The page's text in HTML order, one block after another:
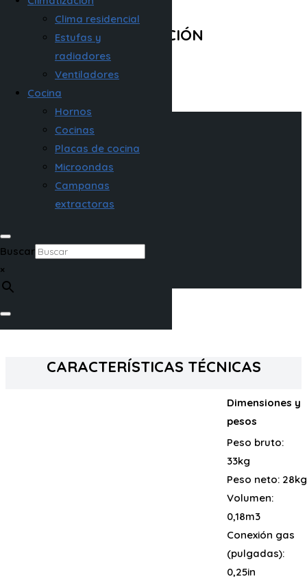
Clima residencial
Estufas y
radiadores
Ventiladores
Cocina
Hornos
Cocinas
Placas de cocina
Microondas
Campanas
extractoras
Buscar
×
(ex.)
DESCRIPCIÓN
Características
Documentación
Registra tu producto
CARACTERÍSTICAS TÉCNICAS
Dimensiones y
pesos
Peso bruto:
33kg
Peso neto: 28kg
Volumen:
0,18m3
Conexión gas
(pulgadas):
0,25in